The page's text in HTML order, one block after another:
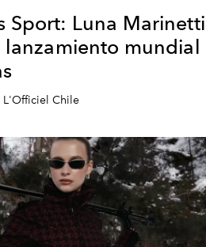
Sport: Luna Marinetti
lanzamiento mundial
L'Officiel Chile